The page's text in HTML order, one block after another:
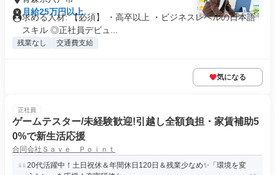
月給25万円以上
求める人材: 【必須】 ・高卒以上 ・ビジネスレベルの日本語
スキル ◎正社員デビュ...
残業なし 交通費支給
気になる
正社員
ゲームテスター/未経験歓迎!引越し全額負担・家賃補助5
0%で新生活応援
合同会社Ｓａｖｅ Ｐｏｉｎｔ
20代活躍中！土日祝休＆年間休日120日＆残業少なめ✨「環境を変